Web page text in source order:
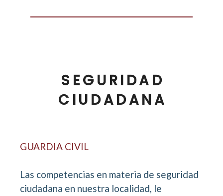
SEGURIDAD
CIUDADANA
GUARDIA CIVIL
Las competencias en materia de seguridad
ciudadana en nuestra localidad, le